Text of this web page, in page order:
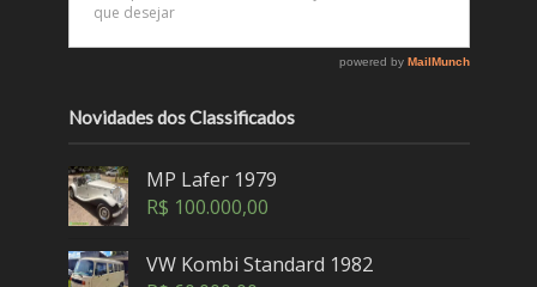
Novidades dos Classificados
MP Lafer 1979
R$ 100.000,00
VW Kombi Standard 1982